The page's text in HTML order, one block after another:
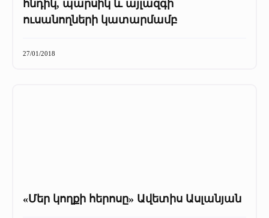
հնդիկ, պարսիկ և այլազգի
ուսանողների կատարմամբ
27/01/2018
«Մեր կողքի հերոսը» Ավետիս Ասլանյան